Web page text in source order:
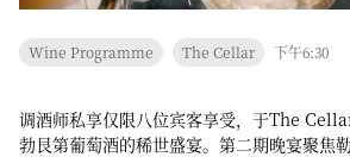
Wine Programme The Cellar 下午6:30
调酒师私享仅限八位宾客享受，于The
勃艮第葡萄酒的稀世盛宴。第二期晚宴聚焦